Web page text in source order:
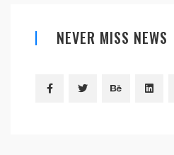
NEVER MISS NEWS